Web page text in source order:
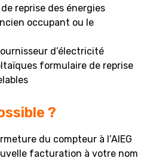
reprise des énergies
occupant ou le
d’électricité
formulaire de reprise
?
du compteur à l’AIEG
facturation à votre nom